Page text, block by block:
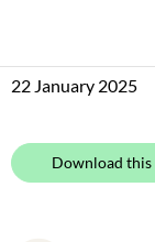
22 January 2025
Download this